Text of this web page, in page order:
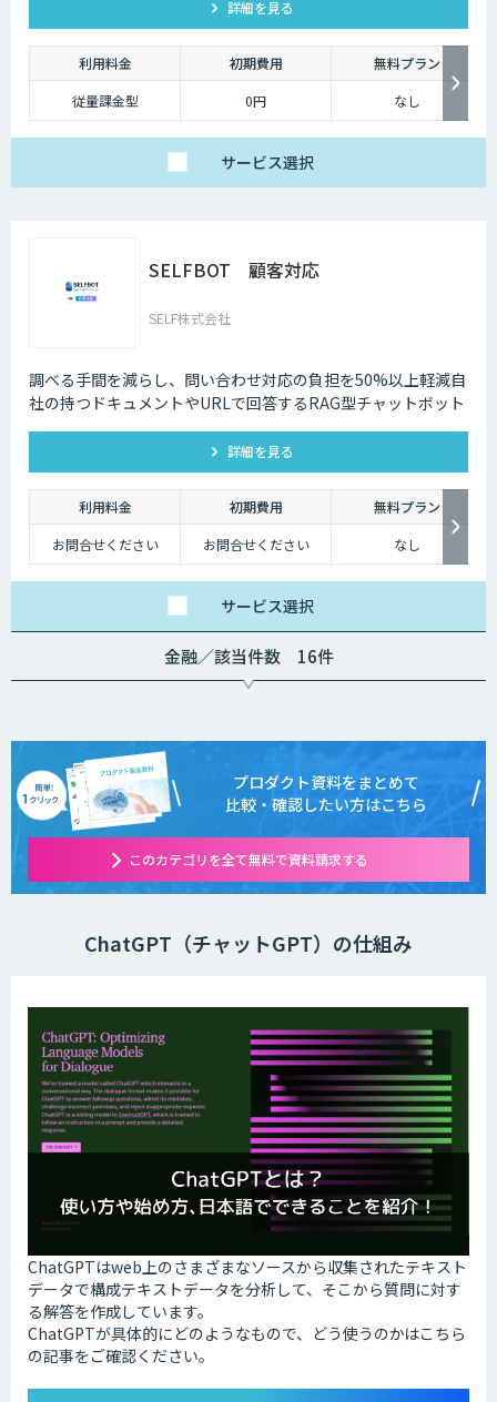
詳細を見る
利用料金 初期費用
無料プラン
従量課金型
0円 なし
サービス選択
SELFBOT 顧客対応
SELF株式会社
調べる手間を減らし、問い合わせ対応の負担を50%以上軽減自
社の持つドキュメントやURLで回答するRAG型チャットボット
詳細を見る
利用料金 初期費用
無料プラン
お問合せください
お問合せください なし
サービス選択
金融／該当件数 16件
プロダクト資料をまとめて
比較・確認したい方はこちら
このカテゴリを全て無料で資料請求する
ChatGPT（チャットGPT）の仕組み
ChatGPTはweb上のさまざまなソースから収集されたテキスト
データで構成テキストデータを分析して、そこから質問に対す
る解答を作成しています。
ChatGPTが具体的にどのようなもので、どう使うのかはこちら
の記事をご確認ください。